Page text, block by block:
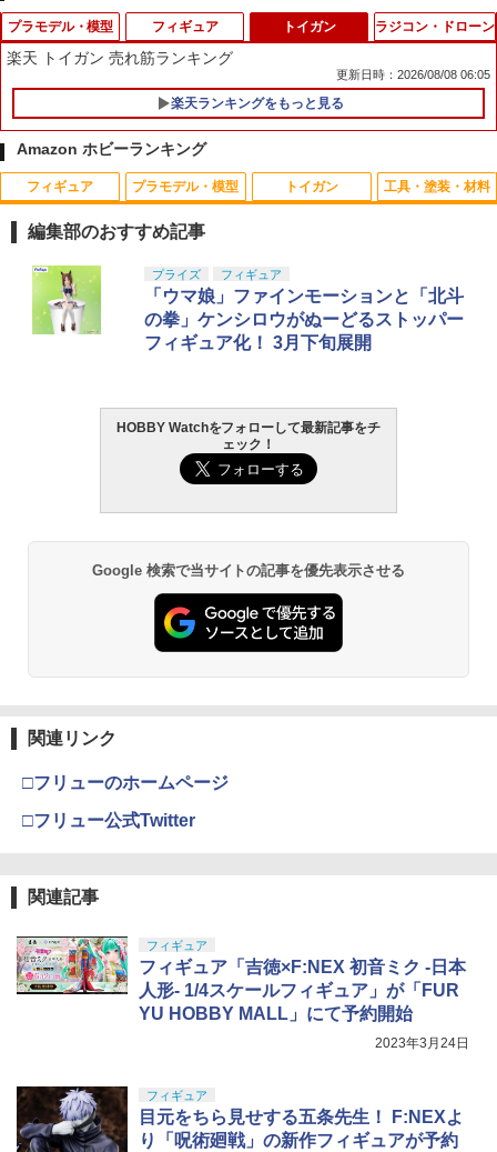
プラモデル・模型
1
【当店独自で＋P10倍★要エントリー】
【中古】[MDL] Hot Wheels(ホットウィ
ール) HW DREAM GARAGE 1/64 CORV
ETTE STINGRAY(レッド) 完成品 ミニカ
ー(GHD06) マテル(20220328)
￥230
2
【当店独自で＋P10倍★要エントリー】
【中古】[MDL] Hot Wheels(ホットウィ
ール) 1/64 PORSCHE 911 GT3 #1(オレ
￥240
【当店独自で＋P10倍★要エントリー】
ール) HW SCREEN TIME 1/64 K.I.T.T.(ブ
ラック/フレイムパターン) 完成品 ミニカ
ー(HYX27) マテル(20220328)
￥441
ズ タカラトミー(20260327)
￥460
5
SX トミカくじ(tomicaくじ) 第3弾 ミニ
カー プライズ タカラトミー(20260327)
￥460
フィギュア
1
【当店独自で＋P10倍★要エントリー】
【中古】[FIG] 藤田ことね(ふじたことね)
学園アイドルマスター ESPRESTO-Hear
t bouquet-藤田ことね フィギュア プラ
イズ(2809349) バンプレスト(20260611)
￥702
2
【当店独自で＋P10倍★要エントリー】
【中古】[FIG] 無陀野無人(むだのないと)
桃源暗鬼 28Fig フィギュア プライズ(45
￥756
2026年11月予約 ガチャ【惑星球体めじ
るしチャーム2 コンプリート 6種セット
￥1,880
52TOYS BLINDBOX ディズニープリン
ミリー 赤ちゃんリングチャーム コンプ
トイガン
楽天 トイガン 売れ筋ランキング
更新日時：2026/08/08 06:05
楽天ランキングをもっと見る
ラジコン・ドローン
1
RC スーパーモデルカー2 1：16 ラジコ
ン おもちゃ オモチャ 玩具 スポーツカー
レーシングカー スーパーカー ラジコン
男の子 女の子 家族 お祭り 夏祭り 縁日
誕生日 進級 プレゼント ギフト ビンゴ
￥1,100
2mmアルミロックナット（ブラック5
個） 95719 ミニ四駆パーツ【予約】
￥495
ゃ こども 子供 知育 勉強 3歳
￥1,980
￥2,035
Amazon ホビーランキング
フィギュア
1
タカラトミー(TAKARA TOMY) T-SPAR
K トランスフォーマー ニューレジェンズ
NL-07 サウンドウェーブ 可動フィギュア
￥4,440
TAMASHII NATIONS S.H.フィギュアー
ツ ONE PIECE シャンクス -マリンフォ
ード頂上決戦- 約165mm PVC&ABS&布
製 塗装済み可動フィギュア
TAMASHII NATIONS S.H.フィギュアー
ツ（真骨彫製法） 仮面ライダーBLACK
RX 約150mm PVC&ABS&布製 塗装済み
4
TAMASHII NATIONS S.H.フィギュアー
LL 草薙素子 約140mm PVC&ABS製 塗
5
52TOYS BLINDBOX ディズニー プリン
セス On the Run シリーズ ブラインドボ
ックス フィギュア ガチャガチャ コレク
ション 塗装済み コレクター・誕生日・
新年のギフトに最適 (一個入り)
プラモデル・模型
1
BANDAI SPIRITS(バンダイ スピリッツ)
30MS SIS-J00 メルンジャ[カラーA] 色
分け済みプラモデル
￥4,200
HG 機動戦士ガンダム00 グラハム専用ユ
ニオンフラッグカスタム 1/144スケール
色分け済みプラモデル
￥1,800
BANDAI SPIRITS(バンダイ スピリッツ)
30MS Fate/Grand Order アルトリア・
キャスター 色分け済みプラモデル
分け済みプラモデル
￥4,450
アマスター 1/144スケール 色分け済みプ
ラモデル
￥3,782
トイガン
1
東京マルイ(TOKYO MARUI) No.25 コル
ト ガバメント HG 18歳以上エアーHOP
ハンドガン
￥3,384
東京マルイ (TOKYO MARUI) ガスブロー
バックマシンガン No.14 20式 5.56mm
小銃 18歳以上 ガスブローバック
￥196,000
東京マルイ(TOKYO MARUI) No.21 H&K
USP HG 18歳以上エアーHOPハンドガン
￥3,409
4
￥4,761
工具・塗装・材料
1
LOCTITE(ロックタイト) シールはがし
プレミアム 220ml
￥962
GSIクレオス Mr.トップコート 水性プレ
ミアムトップコートスプレー 光沢 88ml
ホビー用仕上材 B601
￥748
タミヤ クラフトツールシリーズ No.123
先細薄刃ニッパー (ゲートカット用) プラ
モデル用工具 74123
型用接着剤 87003
￥184
8ml ホビー用仕上材 B603
￥710
編集部のおすすめ記事
プライズ フィギュア
「ウマ娘」ファインモーションと「北斗
の拳」ケンシロウがぬーどるストッパー
フィギュア化！ 3月下旬展開
HOBBY Watchをフォローして最新記事をチ
ェック！
Google 検索で当サイトの記事を優先表示させる
関連リンク
□フリューのホームページ
□フリュー公式Twitter
関連記事
フィギュア
フィギュア「吉徳×F:NEX 初音ミク -日本
人形- 1/4スケールフィギュア」が「FUR
YU HOBBY MALL」にて予約開始
2023年3月24日
フィギュア
目元をちら見せする五条先生！ F:NEXよ
り「呪術廻戦」の新作フィギュアが予約